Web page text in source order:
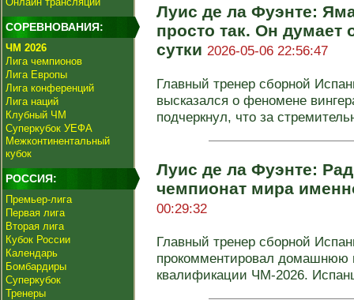
СОРЕВНОВАНИЯ:
ЧМ 2026
Лига чемпионов
Лига Европы
Лига конференций
Лига наций
Клубный ЧМ
Суперкубок УЕФА
Межконтинентальный
кубок
РОССИЯ:
Премьер-лига
Первая лига
Вторая лига
Кубок России
Календарь
Бомбардиры
Суперкубок
Тренеры
Луис де ла Фуэнте:
просто так. Он думает
сутки 2026-05-06 22:56:47
Главный тренер сборной
высказался о феномене
подчеркнул, что за
Луис де ла Фуэнте:
чемпионат мира
00:29:32
Главный тренер сборной
прокомментировал домашнюю
квалификации ЧМ-2026.